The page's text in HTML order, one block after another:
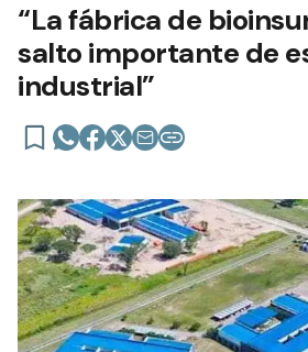
“La fábrica de
salto importante de
industrial”